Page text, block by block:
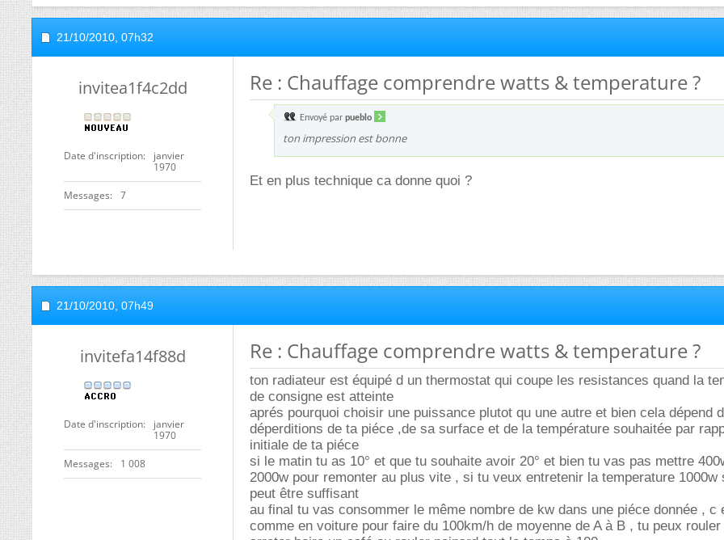
21/10/2010, 07h32
invitea1f4c2dd
Date d'inscription
janvier
1970
Messages 7
Re : Chauffage comprendre watts & temperature ?
Envoyé par pueblo
ton impression est bonne
Et en plus technique ca donne quoi ?
21/10/2010, 07h49
invitefa14f88d
Date d'inscription
janvier
1970
Messages 1 008
Re : Chauffage comprendre watts & temperature ?
ton radiateur est équipé d un thermostat qui coupe les resistances quand la
de consigne est atteinte
aprés pourquoi choisir une puissance plutot qu une autre et bien cela dépend
déperditions de ta piéce ,de sa surface et de la température souhaitée par
initiale de ta piéce
si le matin tu as 10° et que tu souhaite avoir 20° et bien tu vas pas mettre
2000w pour remonter au plus vite , si tu veux entretenir la temperature 1000w
peut être suffisant
au final tu vas consommer le même nombre de kw dans une piéce donnée , c
comme en voiture pour faire du 100km/h de moyenne de A à B , tu peux